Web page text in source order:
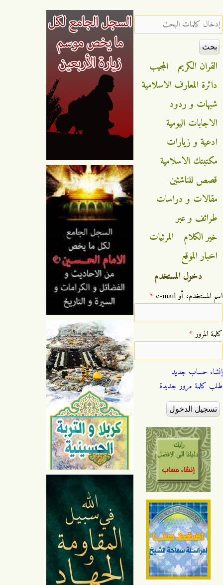
‏إدخال كلمات البحث ‏
القران الكريم
المجيب
دائرة المعارف الاسلامية
شبهات و ردود
الاجابات اليومية
ادعية و زيارات
مكتبتك الاسلامية
قصص للناشئين
مقالات و دراسات
طرائف و عبر
خير الكلام
المرئيات
اخبار الموقع
دخول المستخدم
‏اسم المستخدم، أو e-mail ‏ *
‏كلمة المرور ‏*
إنشاء حساب جديد
طلب كلمة مرور جديدة